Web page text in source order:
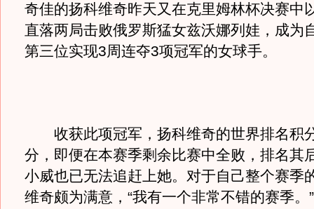
奇佳的扬科维奇昨天又在克里姆林杯决赛中
直落两局击败俄罗斯猛女兹沃娜列娃，成为
第三位实现3周连夺3项冠军的女球手。
收获此项冠军，扬科维奇的世界排名积
分，即便在本赛季剩余比赛中全败，排名其
小威也已无法追赶上她。对于自己整个赛季
维奇颇为满意，“我有一个非常不错的赛季。